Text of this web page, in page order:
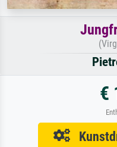
€